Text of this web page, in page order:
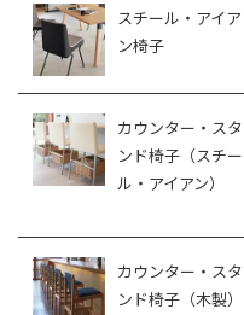
スチール・アイア
ン椅子
カウンター・スタ
ンド椅子（スチー
ル・アイアン）
カウンター・スタ
ンド椅子（木製）